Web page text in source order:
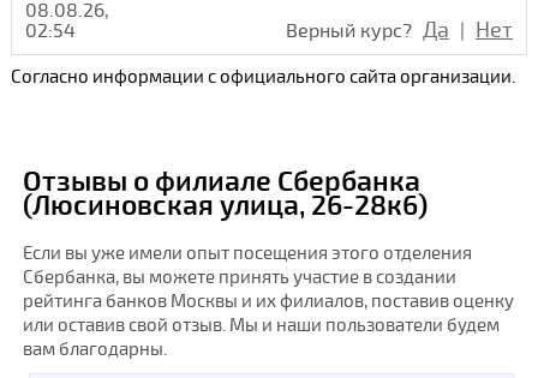
08.08.26,
02:54
Верный курс? Да | Нет
Согласно информации с официального сайта организации.
Отзывы о филиале Сбербанка
(Люсиновская улица, 26-28к6)
Если вы уже имели опыт посещения этого отделения
Сбербанка, вы можете принять участие в создании
рейтинга банков Москвы и их филиалов, поставив оценку
или оставив свой отзыв. Мы и наши пользователи будем
вам благодарны.